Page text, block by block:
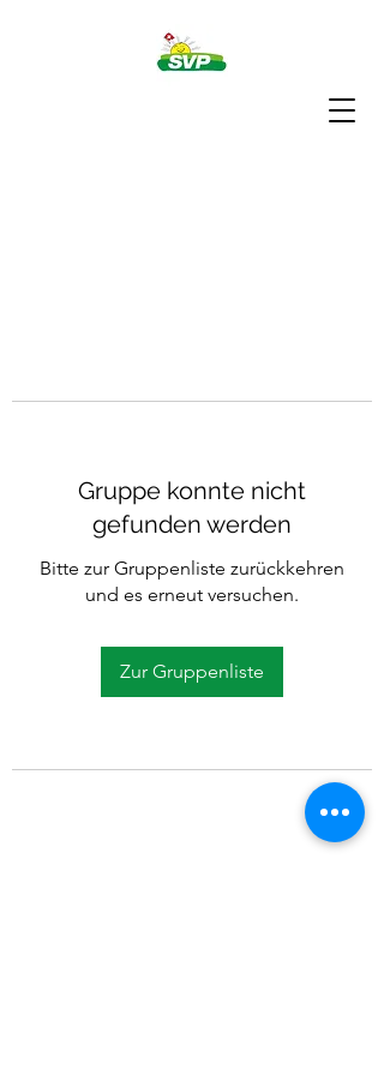
Gruppe konnte nicht
gefunden werden
Bitte zur Gruppenliste zurückkehren
und es erneut versuchen.
Zur Gruppenliste